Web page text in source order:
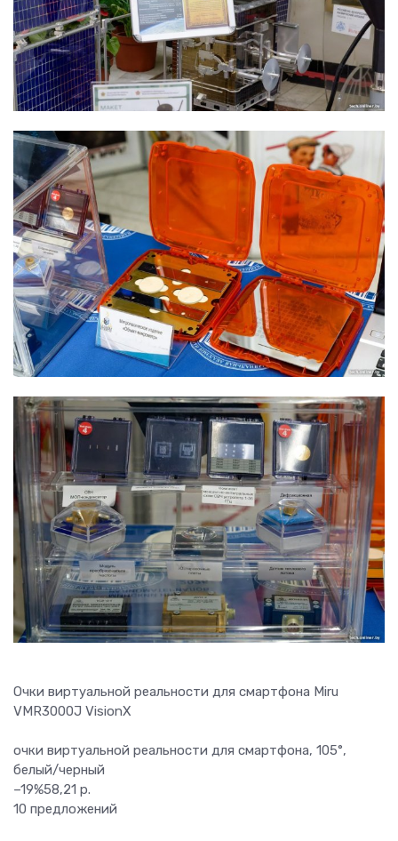
Очки виртуальной реальности для смартфона Miru
VMR3000J VisionX
очки виртуальной реальности для смартфона, 105°,
белый/черный
–19%58,21 р.
10 предложений